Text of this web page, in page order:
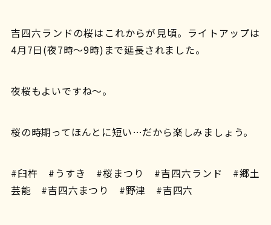
吉四六ランドの桜はこれからが見頃。ライトアップは
4月7日(夜7時〜9時)まで延長されました。
夜桜もよいですね〜。
桜の時期ってほんとに短い…だから楽しみましょう。
#臼杵 #うすき #桜まつり #吉四六ランド #郷土
芸能 #吉四六まつり #野津 #吉四六